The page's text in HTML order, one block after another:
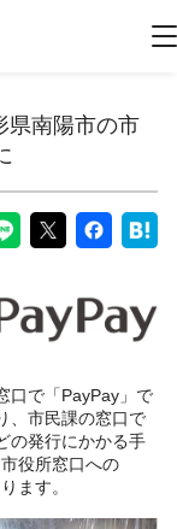
県南陽市の市
口で「PayPay」で
、市民課の窓口で
の発行にかかる手
役所窓口への
ます。